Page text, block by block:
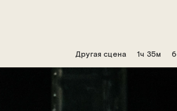
Другая сцена 1ч 35м